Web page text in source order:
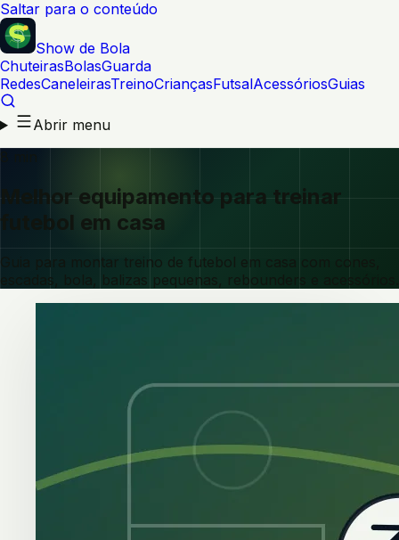
Saltar para o conteúdo
Show de Bola
ChuteirasBolasGuarda
RedesCaneleirasTreinoCriançasFutsalAcessóriosGuias
Abrir menu
Melhor equipamento para treinar
futebol em casa
Guia para montar treino de futebol em casa com cones,
escadas, bola, balizas pequenas, rebounders e acessórios.